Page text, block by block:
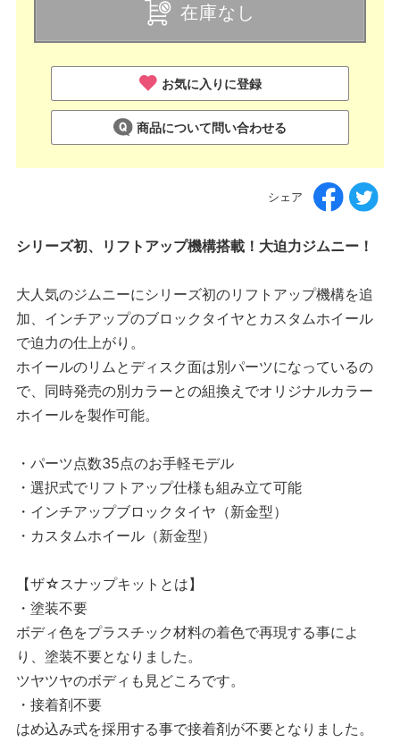
在庫なし
お気に入りに登録
商品について問い合わせる
シェア
シリーズ初、リフトアップ機構搭載！大迫力ジムニー！
大人気のジムニーにシリーズ初のリフトアップ機構を追
加、インチアップのブロックタイヤとカスタムホイール
で迫力の仕上がり。
ホイールのリムとディスク面は別パーツになっているの
で、同時発売の別カラーとの組換えでオリジナルカラー
ホイールを製作可能。
・パーツ点数35点のお手軽モデル
・選択式でリフトアップ仕様も組み立て可能
・インチアップブロックタイヤ（新金型）
・カスタムホイール（新金型）
【ザ☆スナップキットとは】
・塗装不要
ボディ色をプラスチック材料の着色で再現する事によ
り、塗装不要となりました。
ツヤツヤのボディも見どころです。
・接着剤不要
はめ込み式を採用する事で接着剤が不要となりました。